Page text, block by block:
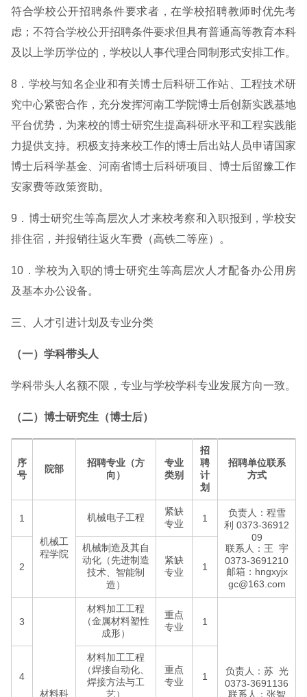
符合学校公开招聘条件要求者，在学校招聘教师时优先考
虑；不符合学校公开招聘条件要求但具有普通高等教育本科
及以上学历学位的，学校以人事代理合同制形式安排工作。
8．学校与知名企业和有关博士后科研工作站、工程技术研
究中心紧密合作，充分发挥河南工学院博士后创新实践基地
平台优势，为来校的博士研究生提高科研水平和工程实践能
力提供支持。积极支持来校工作的博士后出站人员申请国家
博士后科学基金、河南省博士后科研项目、博士后留豫工作
安家费等政策资助。
9．博士研究生等高层次人才来校考察和入职报到，学校安
排住宿，并报销往返火车费（高铁二等座）。
10．学校为入职的博士研究生等高层次人才配备办公用房
及基本办公设备。
三、人才引进计划及专业分类
（一）学科带头人
学科带头人名额不限，专业与学校学科专业发展方向一致。
（二）博士研究生（博士后）
序
号
院部
招聘专业（方
向）
专业
类别
招
聘
计
划
招聘单位联系
方式
1
机械工
程学院
机械电子工程
紧缺
专业
1
负责人：程雪
利 0373-36912
09
联系人：王 宇
0373-3691210
邮箱：hngxyjx
gc@163.com
2
机械制造及其自
动化（先进制造
技术、智能制
造）
紧缺
专业
1
3
材料科
材料加工工程
（金属材料塑性
成形）
重点
专业
1
负责人：苏 光
0373-3691136
联系人：张智
4
材料加工工程
（焊接自动化、
焊接方法与工
艺）
重点
专业
1